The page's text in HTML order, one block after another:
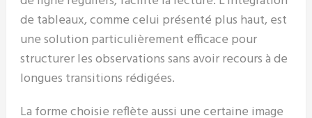
de tableaux, comme celui présenté plus haut, est
une solution particulièrement efficace pour
structurer les observations sans avoir recours à de
longues transitions rédigées.
La forme choisie reflète aussi une certaine image